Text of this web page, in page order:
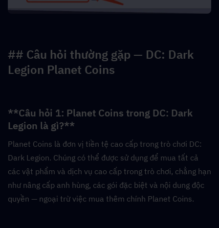
## Câu hỏi thường gặp — DC: Dark
Legion Planet Coins
**Câu hỏi 1: Planet Coins trong DC: Dark
Legion là gì?**
Planet Coins là đơn vị tiền tệ cao cấp trong trò chơi DC:
Dark Legion. Chúng có thể được sử dụng để mua tất cả
các vật phẩm và dịch vụ cao cấp trong trò chơi, chẳng hạn
như nâng cấp anh hùng, các gói đặc biệt và nội dung độc
quyền — ngoại trừ việc mua thêm chính Planet Coins.